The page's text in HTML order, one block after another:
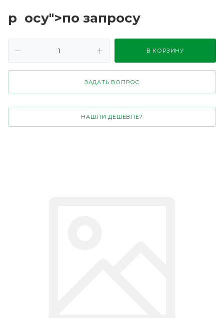
р осу">по запросу
В КОРЗИНУ
ЗАДАТЬ ВОПРОС
НАШЛИ ДЕШЕВЛЕ?